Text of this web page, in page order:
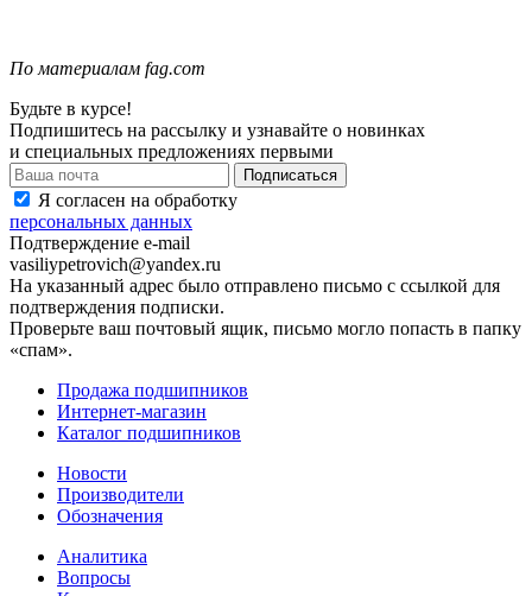
По материалам fag.com
Будьте в курсе!
Подпишитесь на рассылку и узнавайте о новинках
и специальных предложениях первыми
Я согласен на обработку
персональных данных
Подтверждение e-mail
vasiliypetrovich@yandex.ru
На указанный адрес было отправлено письмо с ссылкой для
подтверждения подписки.
Проверьте ваш почтовый ящик, письмо могло попасть в папку
«спам».
Продажа подшипников
Интернет-магазин
Каталог подшипников
Новости
Производители
Обозначения
Аналитика
Вопросы